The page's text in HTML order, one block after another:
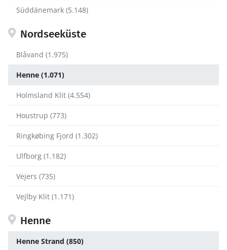
Süddänemark (5.148)
Nordseeküste
Blåvand (1.975)
Henne (1.071)
Holmsland Klit (4.554)
Houstrup (773)
Ringkøbing Fjord (1.302)
Ulfborg (1.182)
Vejers (735)
Vejlby Klit (1.171)
Henne
Henne Strand (850)